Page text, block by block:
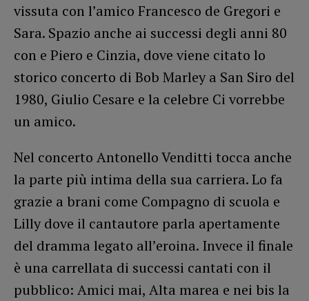
vissuta con l’amico Francesco de Gregori e
Sara. Spazio anche ai successi degli anni 80
con e Piero e Cinzia, dove viene citato lo
storico concerto di Bob Marley a San Siro del
1980, Giulio Cesare e la celebre Ci vorrebbe
un amico.
Nel concerto Antonello Venditti tocca anche
la parte più intima della sua carriera. Lo fa
grazie a brani come Compagno di scuola e
Lilly dove il cantautore parla apertamente
del dramma legato all’eroina. Invece il finale
è una carrellata di successi cantati con il
pubblico: Amici mai, Alta marea e nei bis la